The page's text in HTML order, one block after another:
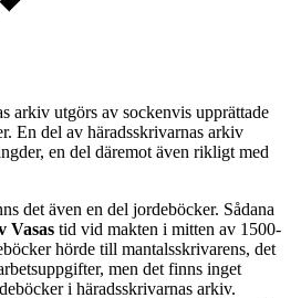
arkiv utgörs av sockenvis upprättade
En del av häradsskrivarnas arkiv
en del däremot även rikligt med
det även en del jordeböcker. Sådana
Vasas tid vid makten i mitten av 1500-
hörde till mantalsskrivarens, det
men det finns inget
i häradsskrivarnas arkiv.